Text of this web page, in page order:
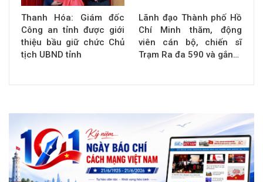
Thanh Hóa: Giám đốc
Công an tỉnh được giới
thiệu bầu giữ chức Chủ
tịch UBND tỉnh
Lãnh đạo Thành phố Hồ
Chí Minh thăm, động
viên cán bộ, chiến sĩ
Trạm Ra đa 590 và gắn…